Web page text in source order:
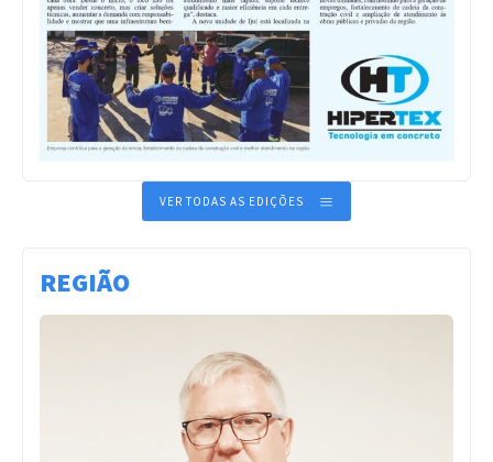
VER TODAS AS EDIÇÕES
REGIÃO